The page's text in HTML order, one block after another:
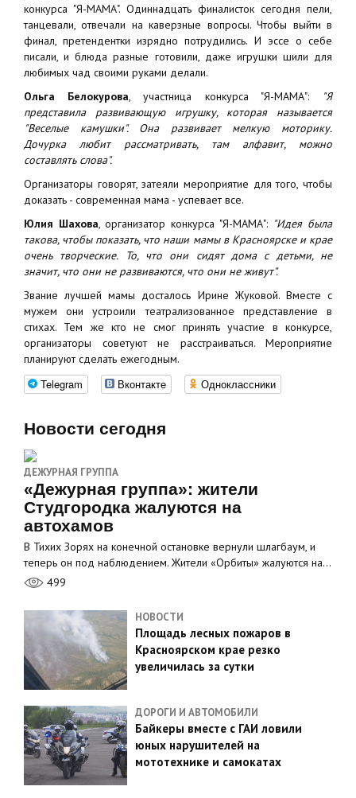
конкурса "Я-МАМА". Одиннадцать финалисток сегодня пели,
танцевали, отвечали на каверзные вопросы. Чтобы выйти в
финал, претендентки изрядно потрудились. И эссе о себе
писали, и блюда разные готовили, даже игрушки шили для
любимых чад своими руками делали.
Ольга Белокурова, участница конкурса "Я-МАМА":
"Я
представила развивающую игрушку, которая называется
"Веселые камушки". Она развивает мелкую моторику.
Дочурка любит рассматривать, там алфавит, можно
составлять слова".
Организаторы говорят, затеяли мероприятие для того, чтобы
доказать - современная мама - успевает все.
Юлия Шахова, организатор конкурса "Я-МАМА": "Идея была
такова, чтобы показать, что наши мамы в Красноярске и крае
очень творческие. То, что они сидят дома с детьми, не
значит, что они не развиваются, что они не живут".
Звание лучшей мамы досталось Ирине Жуковой. Вместе с
мужем они устроили театрализованное представление в
стихах. Тем же кто не смог принять участие в конкурсе,
организаторы советуют не расстраиваться. Мероприятие
планируют сделать ежегодным.
Telegram Вконтакте Одноклассники
Новости сегодня
ДЕЖУРНАЯ ГРУППА
«Дежурная группа»: жители
Студгородка жалуются на
автохамов
В Тихих Зорях на конечной остановке вернули шлагбаум, и
теперь он под наблюдением. Жители «Орбиты» жалуются на…
499
НОВОСТИ
Площадь лесных пожаров в
Красноярском крае резко
увеличилась за сутки
ДОРОГИ И АВТОМОБИЛИ
Байкеры вместе с ГАИ ловили
юных нарушителей на
мототехнике и самокатах